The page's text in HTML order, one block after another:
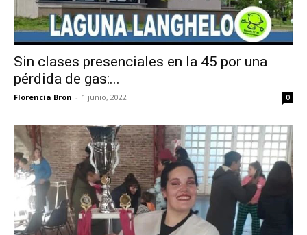
Sin clases presenciales en la 45 por una
pérdida de gas:...
Florencia Bron - 1 junio, 2022 0